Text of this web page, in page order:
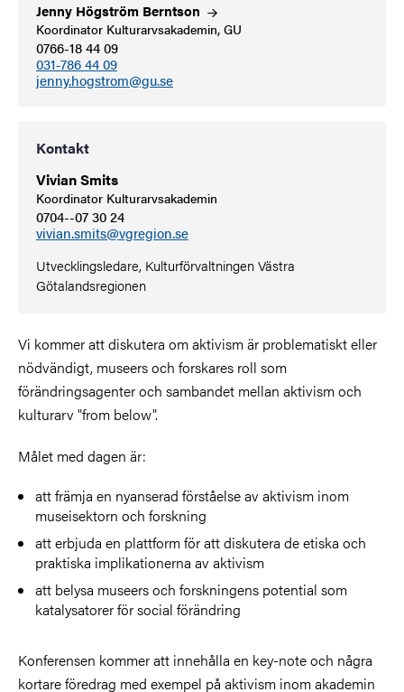
Jenny Högström Berntson
Koordinator Kulturarvsakademin, GU
0766-18 44 09
031-786 44 09
jenny.hogstrom@gu.se
Kontakt
Vivian Smits
Koordinator Kulturarvsakademin
0704--07 30 24
vivian.smits@vgregion.se
Utvecklingsledare, Kulturförvaltningen Västra
Götalandsregionen
Vi kommer att diskutera om aktivism är problematiskt eller
nödvändigt, museers och forskares roll som
förändringsagenter och sambandet mellan aktivism och
kulturarv "from below".
Målet med dagen är:
att främja en nyanserad förståelse av aktivism inom
museisektorn och forskning
att erbjuda en plattform för att diskutera de etiska och
praktiska implikationerna av aktivism
att belysa museers och forskningens potential som
katalysatorer för social förändring
Konferensen kommer att innehålla en key-note och några
kortare föredrag med exempel på aktivism inom akademin